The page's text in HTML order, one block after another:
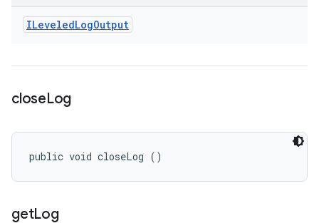
ILeveledLogOutput
closeLog
public void closeLog ()
getLog